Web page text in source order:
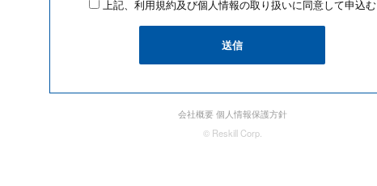
る動画及びテキスト等を総称して「著作データ」という)を利
用するにあたり、お客様に遵守していただく事項を定めたも
・同業他社および研修講師の方の動画講座の導入、および自
動画講座の利用はお断りします。判明した場合、即時のサー
ビスの停止に加え、本サービスに関わる総額に対して3を乗じ
上記、利用規約及び個人情報の取り扱いに同意して申込む
会社概要 個人情報保護方針
© Reskill Corp.